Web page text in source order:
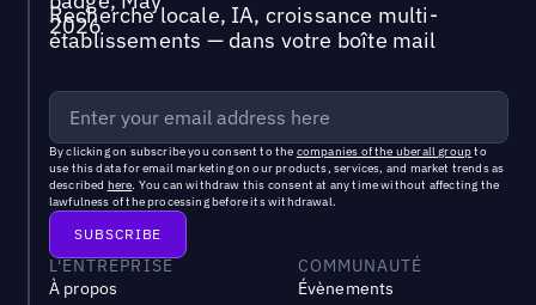
Recherche locale, IA, croissance multi-
établissements — dans votre boîte mail
By clicking on subscribe you consent to the companies of the uberall groupto
use this data for email marketing on our products, services, and market trends as
described here. You can withdraw this consent at any time without affecting the
lawfulness of the processing before its withdrawal.
L'ENTREPRISE
À propos
COMMUNAUTÉ
Évènements